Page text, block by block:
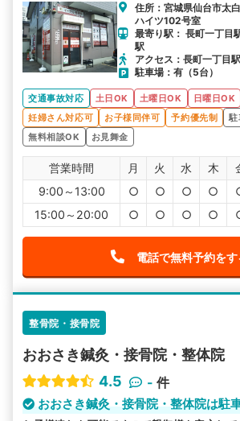
住所：宮城県仙台市太
ハイツ102号室
最寄り駅： 長町一丁目
駅
アクセス：長町一丁目
駐車場：有（5台）
交通事故対応 土日OK 土曜日OK 日曜日OK
妊婦さん対応可
お子様同伴可 予約優先制 駐
無料相談OK
お見舞金
営業時間 月 火 水 木
9:00～13:00
○ ○ ○ ○
15:00～20:00
○ ○ ○ ○
電話で無料予約をす
整骨院・接骨院
おおさき鍼灸・接骨院・整体院
4.5
- 件
おおさき鍼灸・接骨院・整体院は駐